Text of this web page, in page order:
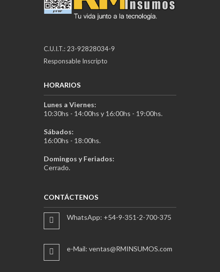
C.U.I.T.: 23-92828034-9
Responsable Inscripto
HORARIOS
Lunes a Viernes:
10:30hs - 14:00hs y 16:00hs - 19:00hs.
Sábados:
16:00hs - 18:00hs.
Domingos y Feriados:
Cerrado.
CONTÁCTENOS
WhatsApp: +54-9-351-2-700-375
e-Mail: ventas@RMINSUMOS.com